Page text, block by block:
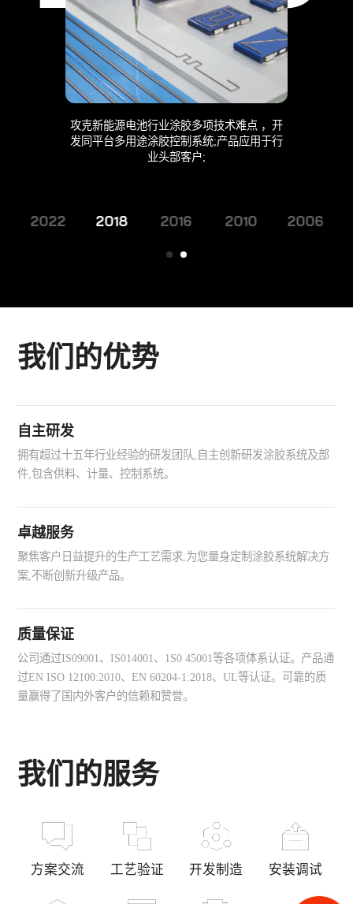
攻克新能源电池行业涂胶多项技术难点 ，开
发同平台多用途涂胶控制系统;产品应用于行
业头部客户;
2022 2018 2016 2010 2006
我们的优势
自主研发
拥有超过十五年行业经验的研发团队,自主创新研发涂胶系统及部
件,包含供料、计量、控制系统。
卓越服务
聚焦客户日益提升的生产工艺需求,为您量身定制涂胶系统解决方
案,不断创新升级产品。
质量保证
公司通过IS09001、IS014001、1S0 45001等各项体系认证。产品通
过EN ISO 12100:2010、EN 60204-1:2018、UL等认证。可靠的质
量赢得了国内外客户的信赖和赞誉。
我们的服务
方案交流 工艺验证 开发制造 安装调试